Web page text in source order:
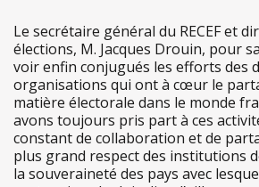
Le secrétaire général du RECEF et
élections, M. Jacques Drouin, pour
voir enfin conjugués les efforts des
organisations qui ont à cœur le
matière électorale dans le monde
avons toujours pris part à ces
constant de collaboration et de
plus grand respect des institutions
la souveraineté des pays avec